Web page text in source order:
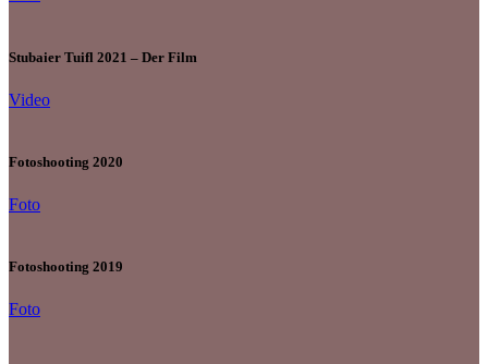
Stubaier Tuifl 2021 – Der Film
Video
Fotoshooting 2020
Foto
Fotoshooting 2019
Foto